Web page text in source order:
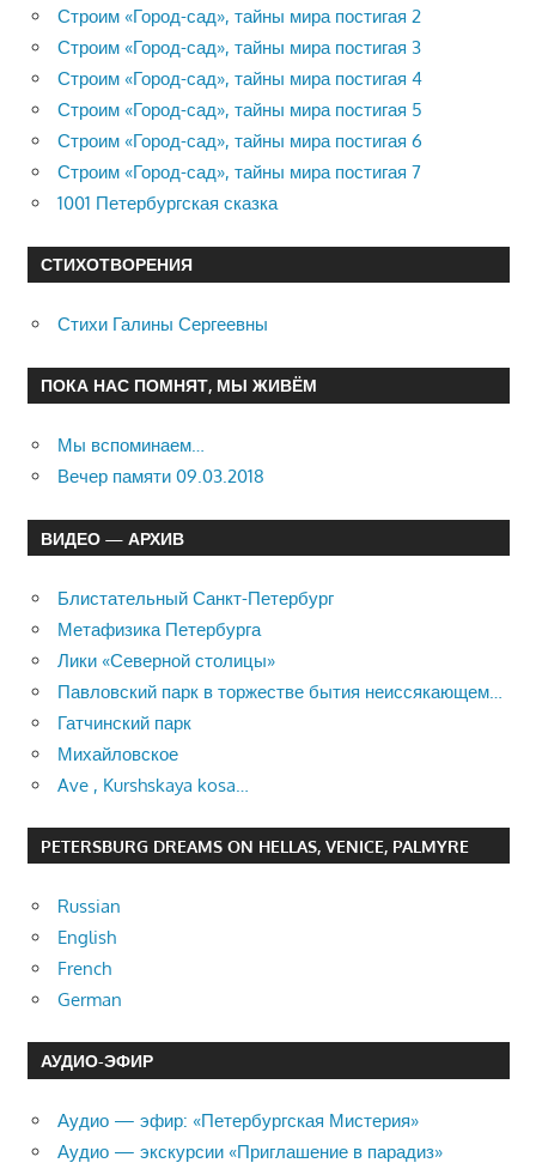
Строим «Город-сад», тайны мира постигая 2
Строим «Город-сад», тайны мира постигая 3
Строим «Город-сад», тайны мира постигая 4
Строим «Город-сад», тайны мира постигая 5
Строим «Город-сад», тайны мира постигая 6
Строим «Город-сад», тайны мира постигая 7
1001 Петербургская сказка
СТИХОТВОРЕНИЯ
Стихи Галины Сергеевны
ПОКА НАС ПОМНЯТ, МЫ ЖИВЁМ
Мы вспоминаем…
Вечер памяти 09.03.2018
ВИДЕО — АРХИВ
Блистательный Санкт-Петербург
Метафизика Петербурга
Лики «Северной столицы»
Павловский парк в торжестве бытия неиссякающем…
Гатчинский парк
Михайловское
Ave , Kurshskaya kosa…
PETERSBURG DREAMS ON HELLAS, VENICE, PALMYRE
Russian
English
French
German
АУДИО-ЭФИР
Аудио — эфир: «Петербургская Мистерия»
Аудио — экскурсии «Приглашение в парадиз»